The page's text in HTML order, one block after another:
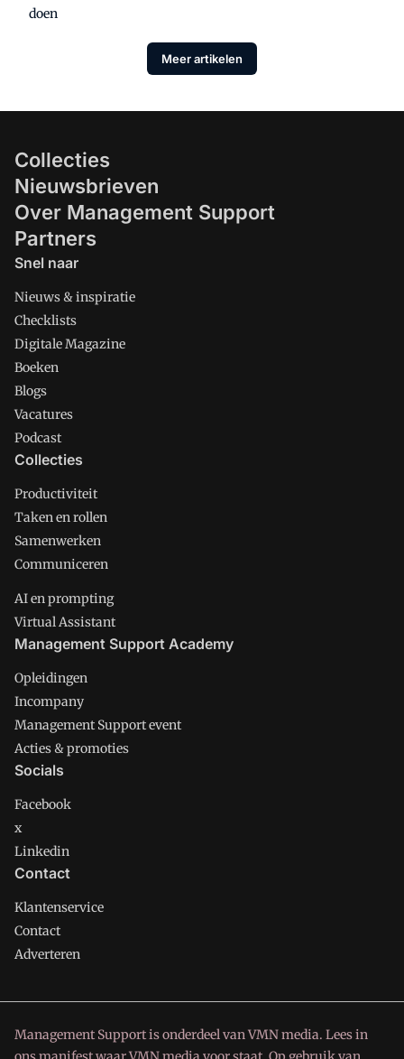
doen
Meer artikelen
Collecties
Nieuwsbrieven
Over Management Support
Partners
Snel naar
Nieuws & inspiratie
Checklists
Digitale Magazine
Boeken
Blogs
Vacatures
Podcast
Collecties
Productiviteit
Taken en rollen
Samenwerken
Communiceren
AI en prompting
Virtual Assistant
Management Support Academy
Opleidingen
Incompany
Management Support event
Acties & promoties
Socials
Facebook
x
Linkedin
Contact
Klantenservice
Contact
Adverteren
Management Support is onderdeel van VMN media. Lees in